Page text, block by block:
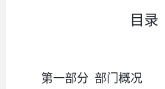
目录
第一部分 部门概况